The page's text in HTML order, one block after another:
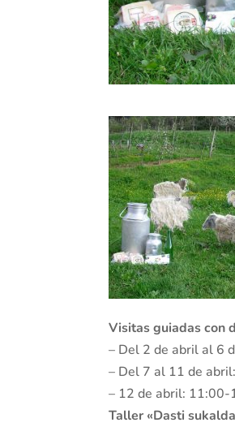
Visitas guiadas con
– Del 2 de abril al 6
– Del 7 al 11 de
– 12 de abril: 11:00-
Taller «Dasti